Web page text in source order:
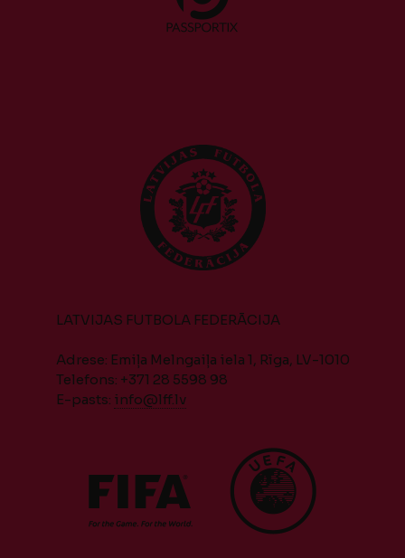
LATVIJAS FUTBOLA FEDERĀCIJA
Adrese: Emiļa Melngaiļa iela 1, Rīga, LV-1010
Telefons: +371 28 5598 98
E-pasts: info@lff.lv